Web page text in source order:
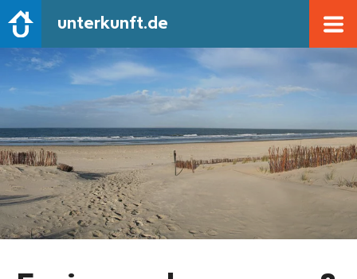
unterkunft.de